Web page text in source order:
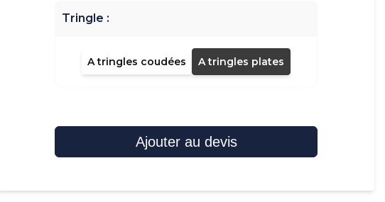
Tringle :
A tringles coudées A tringles plates
Ajouter au devis